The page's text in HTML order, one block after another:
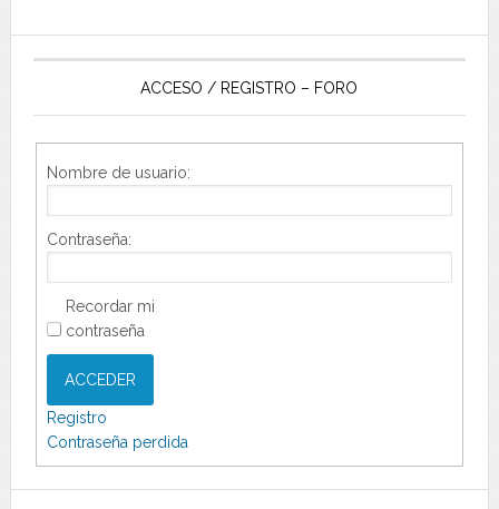
ACCESO / REGISTRO – FORO
Nombre de usuario:
Contraseña:
Recordar mi
contraseña
ACCEDER
Registro
Contraseña perdida